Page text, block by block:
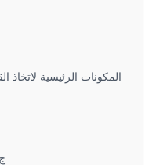
المكونات الرئيسية لاتخاذ